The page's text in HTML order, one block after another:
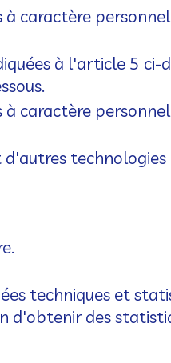
caractère
à l'article 5 ci-
caractère
techniques et
d'obtenir des